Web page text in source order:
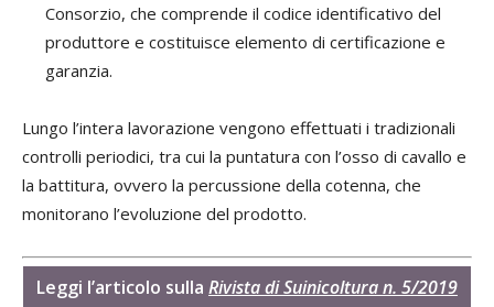
Consorzio, che comprende il codice identificativo del
produttore e costituisce elemento di certificazione e
garanzia.
Lungo l’intera lavorazione vengono effettuati i tradizionali
controlli periodici, tra cui la puntatura con l’osso di cavallo e
la battitura, ovvero la percussione della cotenna, che
monitorano l’evoluzione del prodotto.
Leggi l’articolo sulla Rivista di Suinicoltura n. 5/2019